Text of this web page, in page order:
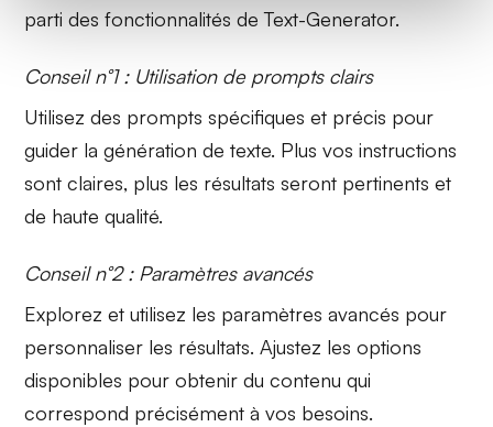
parti des fonctionnalités de Text-Generator.
Conseil n°1 : Utilisation de prompts clairs
Utilisez des prompts spécifiques et précis pour
guider la génération de texte. Plus vos instructions
sont claires, plus les résultats seront pertinents et
de haute qualité.
Conseil n°2 : Paramètres avancés
Explorez et utilisez les paramètres avancés pour
personnaliser les résultats. Ajustez les options
disponibles pour obtenir du contenu qui
correspond précisément à vos besoins.